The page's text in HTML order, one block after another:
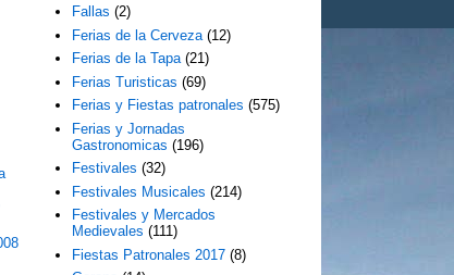
Fallas (2)
Ferias de la Cerveza (12)
Ferias de la Tapa (21)
Ferias Turisticas (69)
Ferias y Fiestas patronales (575)
Ferias y Jornadas
Gastronomicas (196)
Festivales (32)
Festivales Musicales (214)
Festivales y Mercados
Medievales (111)
Fiestas Patronales 2017 (8)